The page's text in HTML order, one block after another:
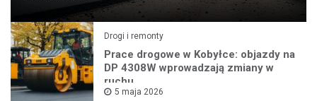
Drogi i remonty
Prace drogowe w Kobyłce: objazdy na
DP 4308W wprowadzają zmiany w
ruchu
5 maja 2026